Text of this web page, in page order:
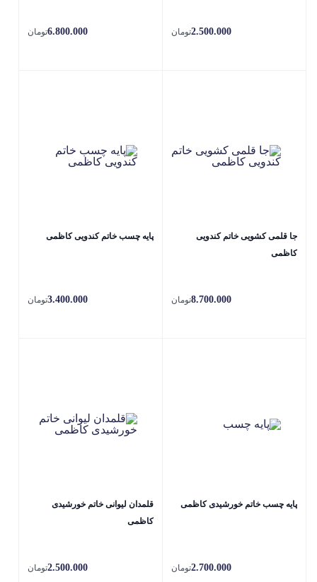
2.500.000تومان 6.800.000تومان
جا قلمی کشویی خاتم کندویی
کاظمی
8.700.000تومان
پایه چسب خاتم کندویی کاظمی
3.400.000تومان
پایه چسب خاتم خورشیدی کاظمی
2.700.000تومان
قلمدان لیوانی خاتم خورشیدی
کاظمی
2.500.000تومان